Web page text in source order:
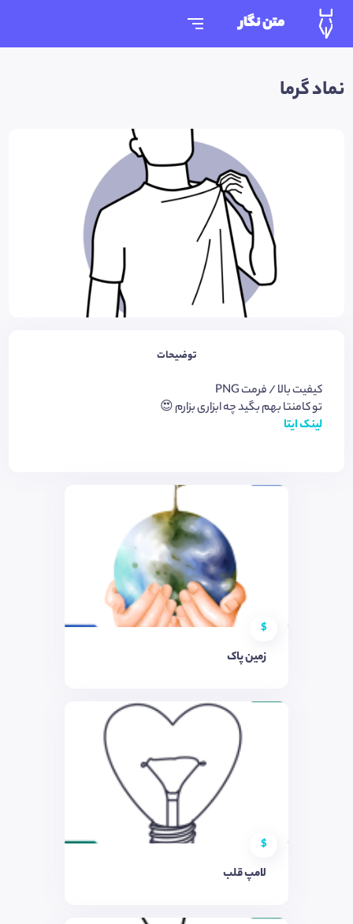
متن نگار
نماد گرما
توضیحات
کیفیت بالا / فرمت PNG
تو کامنتا بهم بگید چه ابزاری بزارم 😍
لینک ایتا
$
زمین پاک
$
لامپ قلب